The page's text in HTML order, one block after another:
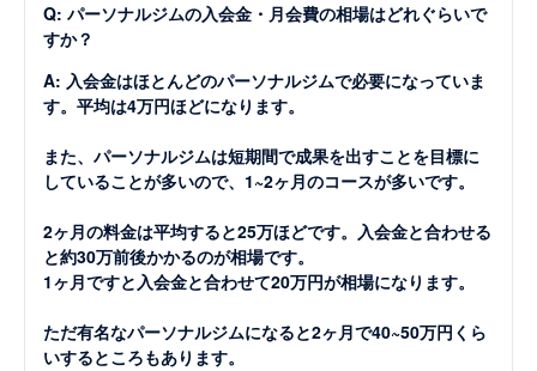
Q: パーソナルジムの入会金・月会費の相場はどれぐらいで
すか？
A: 入会金はほとんどのパーソナルジムで必要になっていま
す。平均は4万円ほどになります。
また、パーソナルジムは短期間で成果を出すことを目標に
していることが多いので、1~2ヶ月のコースが多いです。
2ヶ月の料金は平均すると25万ほどです。入会金と合わせる
と約30万前後かかるのが相場です。
1ヶ月ですと入会金と合わせて20万円が相場になります。
ただ有名なパーソナルジムになると2ヶ月で40~50万円くら
いするところもあります。